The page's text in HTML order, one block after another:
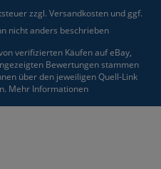
zzgl. Versandkosten und ggf.
nicht anders beschrieben
verifizierten Käufen auf eBay,
Bewertungen stammen
über den jeweiligen Quell-Link
Mehr Informationen